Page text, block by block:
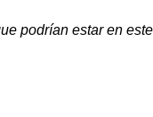
podrían estar en este